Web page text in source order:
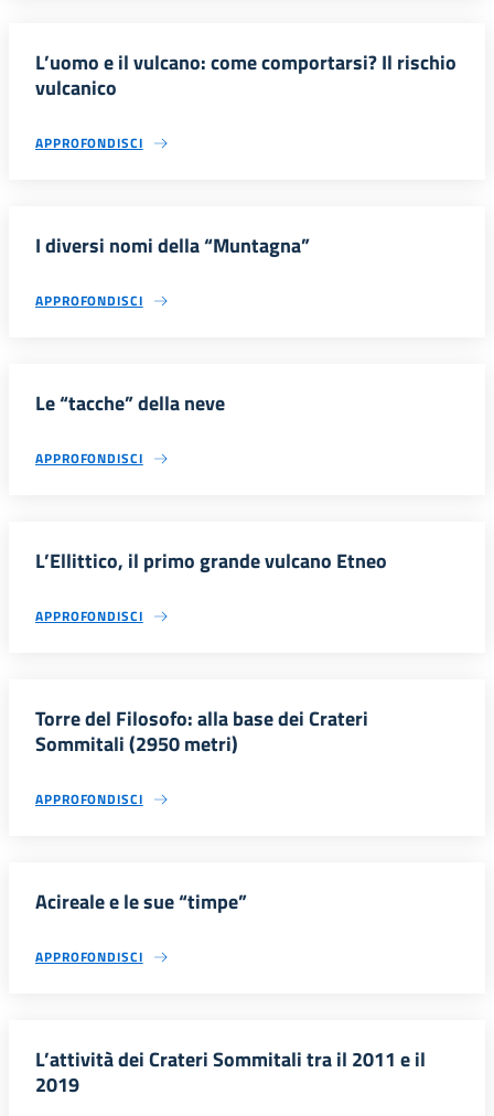
L’uomo e il vulcano: come comportarsi? Il rischio
vulcanico
APPROFONDISCI
I diversi nomi della “Muntagna”
APPROFONDISCI
Le “tacche” della neve
APPROFONDISCI
L’Ellittico, il primo grande vulcano Etneo
APPROFONDISCI
Torre del Filosofo: alla base dei Crateri
Sommitali (2950 metri)
APPROFONDISCI
Acireale e le sue “timpe”
APPROFONDISCI
L’attività dei Crateri Sommitali tra il 2011 e il
2019